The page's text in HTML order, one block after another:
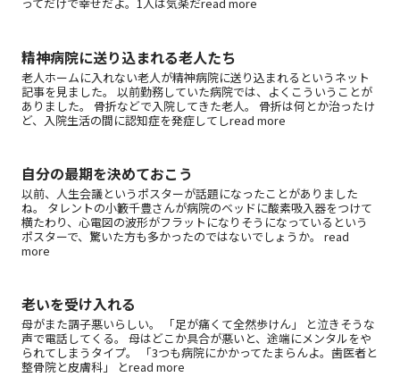
精神病院に送り込まれる老人たち
老人ホームに入れない老人が精神病院に送り込まれるというネット
記事を見ました。 以前勤務していた病院では、よくこういうことが
ありました。 骨折などで入院してきた老人。 骨折は何とか治ったけ
ど、入院生活の間に認知症を発症してしread more
自分の最期を決めておこう
以前、人生会議というポスターが話題になったことがありました
ね。 タレントの小籔千豊さんが病院のベッドに酸素吸入器をつけて
横たわり、心電図の波形がフラットになりそうになっているという
ポスターで、驚いた方も多かったのではないでしょうか。 read
more
老いを受け入れる
母がまた調子悪いらしい。 「足が痛くて全然歩けん」 と泣きそうな
声で電話してくる。 母はどこか具合が悪いと、途端にメンタルをや
られてしまうタイプ。 「3つも病院にかかってたまらんよ。歯医者と
整骨院と皮膚科」 とread more